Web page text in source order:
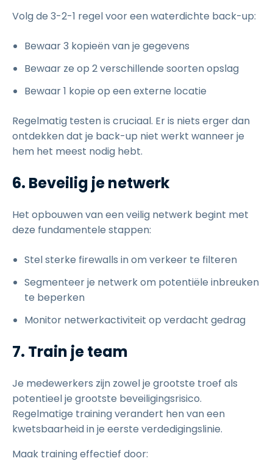
Volg de 3-2-1 regel voor een waterdichte back-up:
Bewaar 3 kopieën van je gegevens
Bewaar ze op 2 verschillende soorten opslag
Bewaar 1 kopie op een externe locatie
Regelmatig testen is cruciaal. Er is niets erger dan
ontdekken dat je back-up niet werkt wanneer je
hem het meest nodig hebt.
6. Beveilig je netwerk
Het opbouwen van een veilig netwerk begint met
deze fundamentele stappen:
Stel sterke firewalls in om verkeer te filteren
Segmenteer je netwerk om potentiële inbreuken
te beperken
Monitor netwerkactiviteit op verdacht gedrag
7. Train je team
Je medewerkers zijn zowel je grootste troef als
potentieel je grootste beveiligingsrisico.
Regelmatige training verandert hen van een
kwetsbaarheid in je eerste verdedigingslinie.
Maak training effectief door: